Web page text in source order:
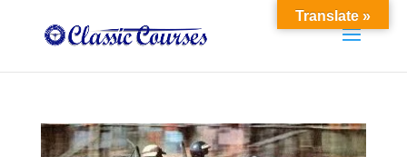
Translate »